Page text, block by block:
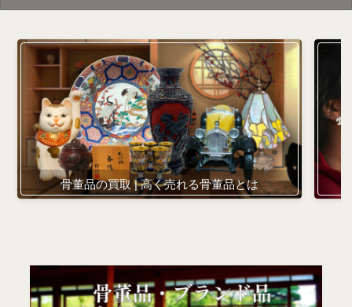
骨董品の買取 | 高く売れる骨董品とは